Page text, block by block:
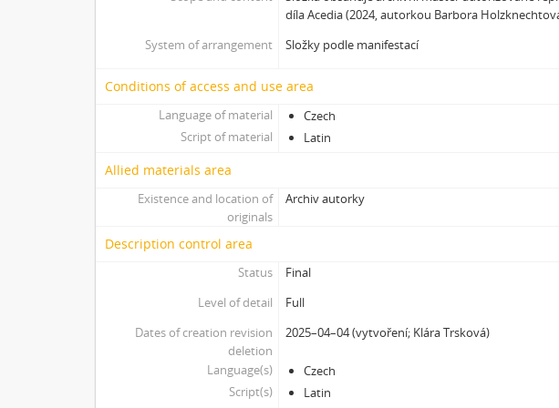
díla Acedia (2024, autorkou Barbora
System of arrangement
Složky podle manifestací
Conditions of access and use area
Language of material
Czech
Script of material
Latin
Allied materials area
Existence and location of
originals
Archiv autorky
Description control area
Status
Final
Level of detail
Full
Dates of creation revision
deletion
2025–04–04 (vytvoření; Klára Trsková)
Language(s)
Czech
Script(s)
Latin